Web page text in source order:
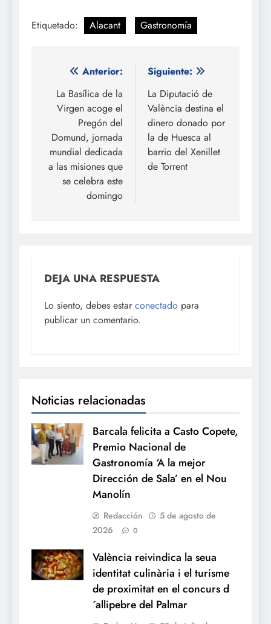
Etiquetado: Alacant Gastronomía
Navegación
de
entradas
Anterior:
La Basílica de la
Virgen acoge el
Pregón del
Domund, jornada
mundial dedicada
a las misiones que
se celebra este
domingo
Siguiente:
La Diputació de
València destina el
dinero donado por
la de Huesca al
barrio del Xenillet
de Torrent
DEJA UNA RESPUESTA
Lo siento, debes estar conectado para
publicar un comentario.
Noticias relacionadas
Barcala felicita a Casto Copete,
Premio Nacional de
Gastronomía ‘A la mejor
Dirección de Sala’ en el Nou
Manolín
Redacción
5 de agosto de
2026
0
València reivindica la seua
identitat culinària i el turisme
de proximitat en el concurs d
´allipebre del Palmar